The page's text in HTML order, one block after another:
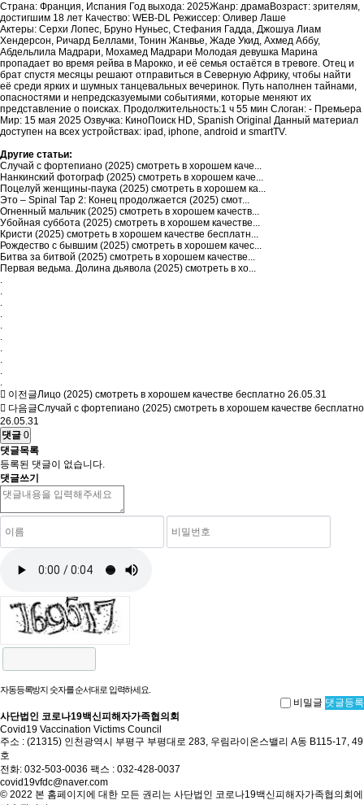
Страна: Франция, Испания Год выхода: 2025Жанр: драмаВозраст: зрителям,
достигшим 18 лет Качество: WEB-DL Режиссер: Оливер Лаше
Актеры: Серхи Лопес, Бруно Нуньес, Стефания Гадда, Джошуа Лиам
Хендерсон, Ричард Беллами, Тонин Жанвье, Жаде Укид, Ахмед Аббу,
Абдельлила Мадрари, Мохамед Мадрари Молодая девушка Марина
пропадает во время рейва в Марокко, и её семья остаётся в тревоге. Отец и
брат спустя месяцы решают отправиться в Северную Африку, чтобы найти
её среди ярких и шумных танцевальных вечеринок. Путь наполнен тайнами,
опасностями и непредсказуемыми событиями, которые меняют их
представление о поисках. Продолжительность:1 ч 55 мин Слоган: - Премьера
Мир: 15 мая 2025 Озвучка: КиноПоиск HD, Spanish Original Данный материал
доступен на всех устройствах: ipad, iphone, android и smartTV.
Другие статьи:
Случай с фортепиано (2025) смотреть в хорошем каче...
Нанкинский фотограф (2025) смотреть в хорошем каче...
Поцелуй женщины-паука (2025) смотреть в хорошем ка...
Это – Spinal Tap 2: Конец продолжается (2025) смот...
Огненный мальчик (2025) смотреть в хорошем качеств...
Убойная суббота (2025) смотреть в хорошем качестве...
Кристи (2025) смотреть в хорошем качестве бесплатн...
Рождество с бывшим (2025) смотреть в хорошем качес...
Битва за битвой (2025) смотреть в хорошем качестве...
Первая ведьма. Долина дьявола (2025) смотреть в хо...
.
.
.
.
.
.
.
.
.
.
이전글Лицо (2025) смотреть в хорошем качестве бесплатно 26.05.31
다음글Случай с фортепиано (2025) смотреть в хорошем качестве бесплатно
26.05.31
댓글 0
댓글목록
등록된 댓글이 없습니다.
댓글쓰기
자동등록방지 숫자를 순서대로 입력하세요.
비밀글 댓글등록
사단법인 코로나19백신피해자가족협의회
Covid19 Vaccination Victims Council
주소 : (21315) 인천광역시 부평구 부평대로 283, 우림라이온스밸리 A동 B115-17, 49
호
전화: 032-503-0036 팩스 : 032-428-0037
covid19vfdc@naver.com
© 2022 본 홈페이지에 대한 모든 권리는 사단법인 코로나19백신피해자가족협의회에